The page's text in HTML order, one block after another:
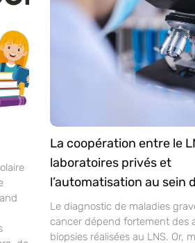
La coopération entre le
laboratoires privés et
l’automatisation au sein
Le diagnostic de maladies
cancer dépend fortement des
biopsies réalisées au LNS. Or,